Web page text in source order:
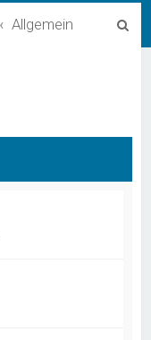
Allgemein